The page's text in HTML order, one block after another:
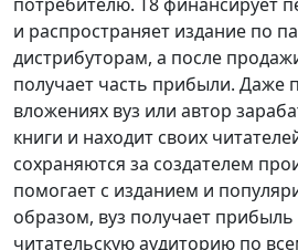
и распространяет издание по
дистрибуторам, а после
получает часть прибыли. Даже
вложениях вуз или автор
книги и находит своих
сохраняются за создателем
помогает с изданием и
образом, вуз получает
читательскую аудиторию по